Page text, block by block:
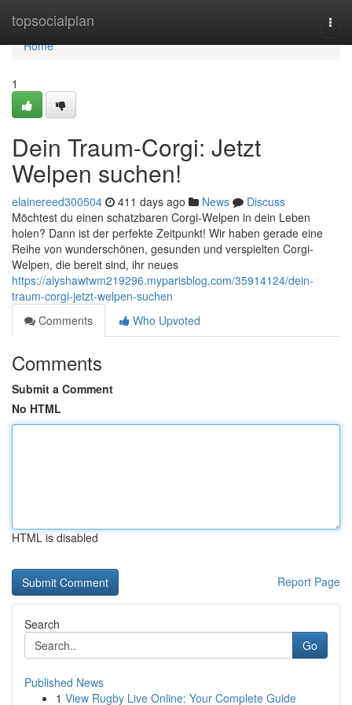
topsocialplan
Home
Home
1
Dein Traum-Corgi: Jetzt
Welpen suchen!
elainereed300504 411 days ago News
Discuss
Möchtest du einen schatzbaren Corgi-Welpen in dein Leben
holen? Dann ist der perfekte Zeitpunkt! Wir haben gerade eine
Reihe von wunderschönen, gesunden und verspielten Corgi-
Welpen, die bereit sind, ihr neues
https://alyshawtwm219296.myparisblog.com/35914124/dein-
traum-corgi-jetzt-welpen-suchen
Comments
Who Upvoted
Comments
Submit a Comment
No HTML
HTML is disabled
Report Page
Search
Go
Published News
1 View Rugby Live Online: Your Complete Guide